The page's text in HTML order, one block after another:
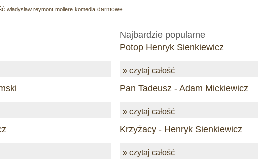
władysław reymont moliere komedia darmowe
Najbardzie popularne
Potop Henryk Sienkiewicz
» czytaj całość
Pan Tadeusz - Adam Mickiewicz
» czytaj całość
Krzyżacy - Henryk Sienkiewicz
» czytaj całość